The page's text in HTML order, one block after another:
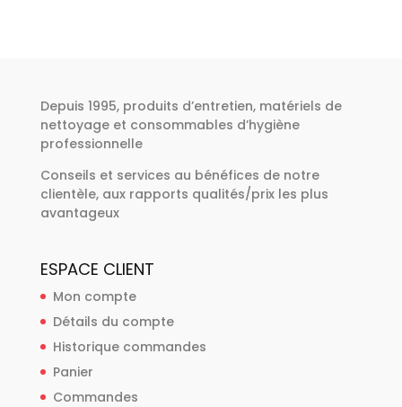
Depuis 1995, produits d’entretien, matériels de
nettoyage et consommables d’hygiène
professionnelle
Conseils et services au bénéfices de notre
clientèle, aux rapports qualités/prix les plus
avantageux
ESPACE CLIENT
Mon compte
Détails du compte
Historique commandes
Panier
Commandes